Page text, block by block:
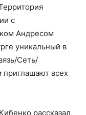
с
Андресом
уникальный в
Сеть/
приглашают всех
рассказал,